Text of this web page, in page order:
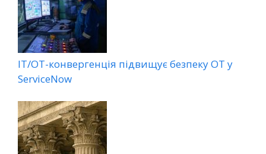
ІТ/ОТ-конвергенція підвищує безпеку ОТ у
ServiceNow